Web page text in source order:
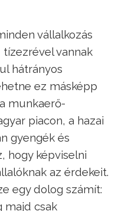
vállalkozás
vannak
hátrányos
ez másképp
munkaerő-
piacon, a hazai
gyengék és
hogy képviselni
az érdekeit.
egy dolog számít:
majd csak